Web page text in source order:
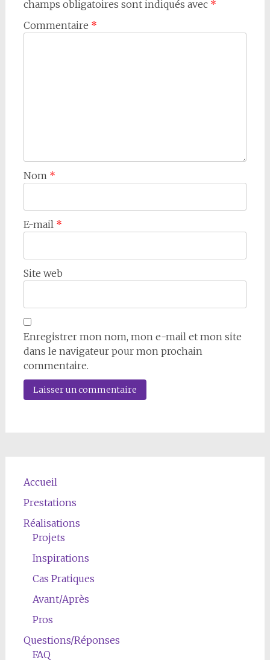
champs obligatoires sont indiqués avec *
Commentaire *
Nom *
E-mail *
Site web
Enregistrer mon nom, mon e-mail et mon site
dans le navigateur pour mon prochain
commentaire.
Accueil
Prestations
Réalisations
Projets
Inspirations
Cas Pratiques
Avant/Après
Pros
Questions/Réponses
FAQ